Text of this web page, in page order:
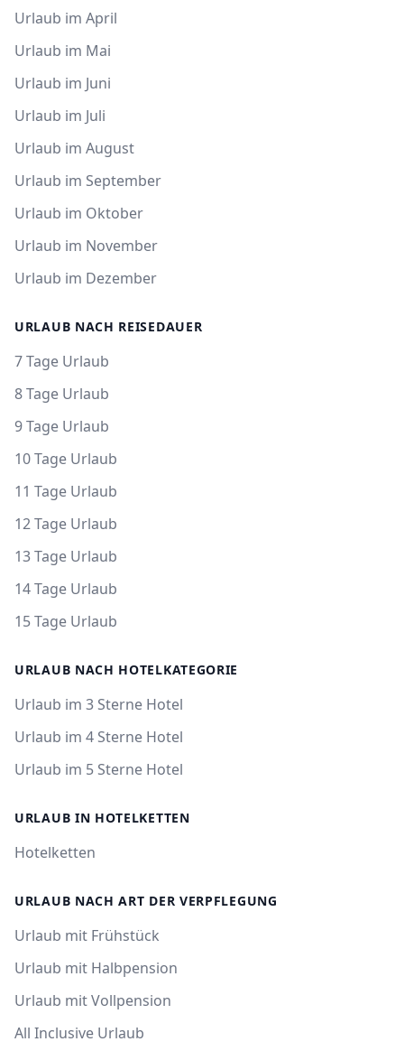
Urlaub im April
Urlaub im Mai
Urlaub im Juni
Urlaub im Juli
Urlaub im August
Urlaub im September
Urlaub im Oktober
Urlaub im November
Urlaub im Dezember
URLAUB NACH REISEDAUER
7 Tage Urlaub
8 Tage Urlaub
9 Tage Urlaub
10 Tage Urlaub
11 Tage Urlaub
12 Tage Urlaub
13 Tage Urlaub
14 Tage Urlaub
15 Tage Urlaub
URLAUB NACH HOTELKATEGORIE
Urlaub im 3 Sterne Hotel
Urlaub im 4 Sterne Hotel
Urlaub im 5 Sterne Hotel
URLAUB IN HOTELKETTEN
Hotelketten
URLAUB NACH ART DER VERPFLEGUNG
Urlaub mit Frühstück
Urlaub mit Halbpension
Urlaub mit Vollpension
All Inclusive Urlaub